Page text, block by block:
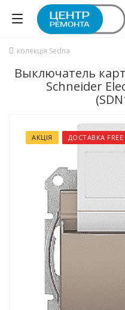
колекція Sedna
Выключатель
Schneider
АКЦІЯ ДОСТАВКА